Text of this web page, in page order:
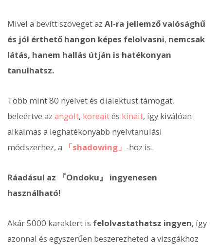
Mivel a bevitt szöveget az AI-ra jellemző valósághű
és jól érthető hangon képes felolvasni, nemcsak
látás, hanem hallás útján is hatékonyan
tanulhatsz.
Több mint 80 nyelvet és dialektust támogat,
beleértve az angolt, koreaités kínait, így kiválóan
alkalmas a leghatékonyabb nyelvtanulási
módszerhez, a
「shadowing」 -hoz is.
Ráadásul az 『Ondoku』 ingyenesen
használható!
Akár 5000 karaktert is felolvastathatsz ingyen, így
azonnal és egyszerűen beszerezheted a vizsgákhoz